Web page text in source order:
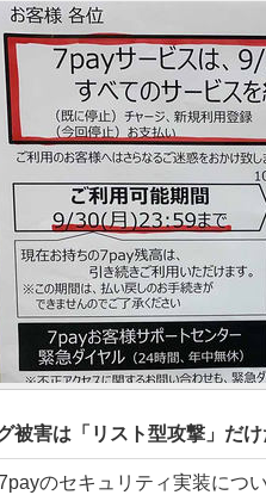
被害は「リスト型攻撃」だ
のセキュリティ実装につ